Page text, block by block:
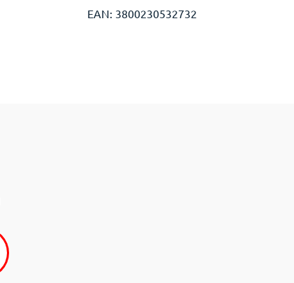
EAN: 3800230532732